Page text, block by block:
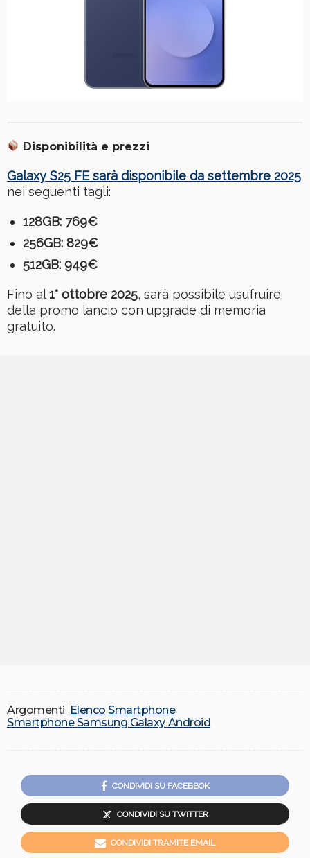
Disponibilità e prezzi
Galaxy S25 FE sarà disponibile da settembre 2025
nei seguenti tagli:
128GB: 769€
256GB: 829€
512GB: 949€
Fino al1° ottobre 2025, sarà possibile usufruire
della promo lancio con upgrade di memoria
gratuito.
Argomenti Elenco Smartphone
Smartphone Samsung Galaxy Android
CONDIVIDI SU FACEBBOK
CONDIVIDI SU TWITTER
CONDIVIDI TRAMITE EMAIL